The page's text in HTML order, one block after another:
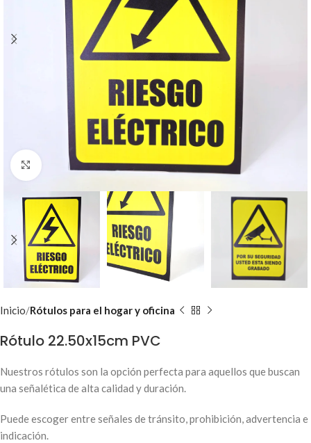
Clic para ampliar
Inicio Rótulos para el hogar y oficina
Rótulo 22.50x15cm PVC
Nuestros rótulos son la opción perfecta para aquellos que buscan
una señalética de alta calidad y duración.
Puede escoger entre señales de tránsito, prohibición, advertencia e
indicación.